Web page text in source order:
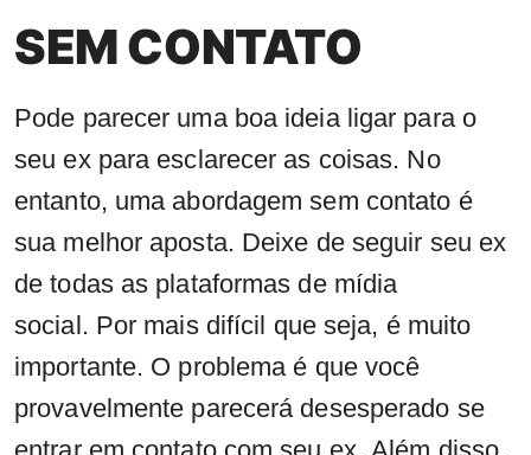
SEM CONTATO
Pode parecer uma boa ideia ligar para o
seu ex para esclarecer as coisas. No
entanto, uma abordagem sem contato é
sua melhor aposta. Deixe de seguir seu ex
de todas as plataformas de mídia
social. Por mais difícil que seja, é muito
importante. O problema é que você
provavelmente parecerá desesperado se